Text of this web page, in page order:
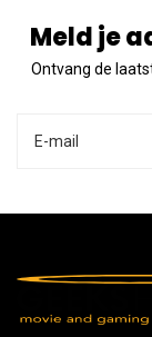
Meld je
Ontvang de